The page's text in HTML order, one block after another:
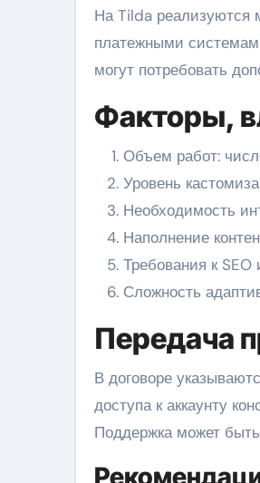
На Tilda реализуются
платежными
могут потребовать
Факторы,
Объем работ:
Уровень
Необходимость
Наполнение
Требования к SEO
Сложность
Передача
В договоре
доступа к аккаунту
Поддержка может